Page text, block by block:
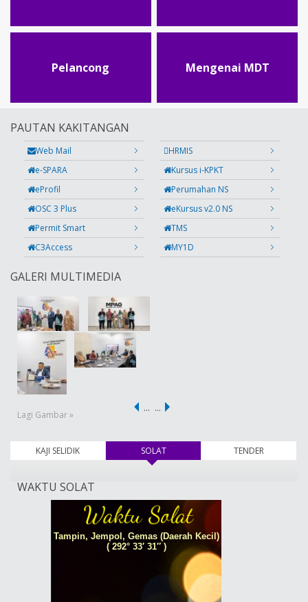
Pelancong Mengenai MDT
PAUTAN KAKITANGAN
Web Mail
HRMIS
e-SPARA
Kursus i-KPKT
eProfil
Perumahan NS
OSC 3 Plus
eKursus v2.0 NS
Permit Smart
TMS
C3Access
MY1D
GALERI MULTIMEDIA
Lagi Gambar »
… …
KAJI SELIDIK SOLAT(tab aktif) TENDER
WAKTU SOLAT